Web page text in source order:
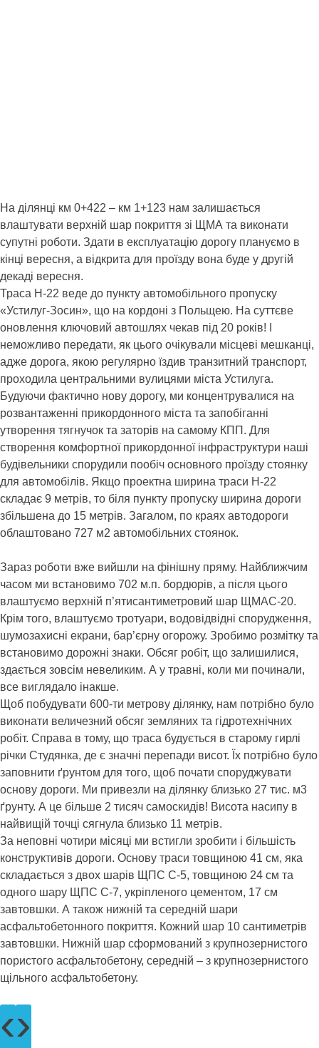
На ділянці км 0+422 – км 1+123 нам залишається
влаштувати верхній шар покриття зі ЩМА та виконати
супутні роботи. Здати в експлуатацію дорогу плануємо в
кінці вересня, а відкрита для проїзду вона буде у другій
декаді вересня.
Траса Н-22 веде до пункту автомобільного пропуску
«Устилуг-Зосин», що на кордоні з Польщею. На суттєве
оновлення ключовий автошлях чекав під 20 років! І
неможливо передати, як цього очікували місцеві мешканці,
адже дорога, якою регулярно їздив транзитний транспорт,
проходила центральними вулицями міста Устилуга.
Будуючи фактично нову дорогу, ми концентрувалися на
розвантаженні прикордонного міста та запобіганні
утворення тягнучок та заторів на самому КПП. Для
створення комфортної прикордонної інфраструктури наші
будівельники спорудили пообіч основного проїзду стоянку
для автомобілів. Якщо проектна ширина траси Н-22
складає 9 метрів, то біля пункту пропуску ширина дороги
збільшена до 15 метрів. Загалом, по краях автодороги
облаштовано 727 м2 автомобільних стоянок.
Зараз роботи вже вийшли на фінішну пряму. Найближчим
часом ми встановимо 702 м.п. бордюрів, а після цього
влаштуємо верхній п’ятисантиметровий шар ЩМАС-20.
Крім того, влаштуємо тротуари, водовідвідні спорудження,
шумозахисні екрани, бар’єрну огорожу. Зробимо розмітку та
встановимо дорожні знаки. Обсяг робіт, що залишилися,
здається зовсім невеликим. А у травні, коли ми починали,
все виглядало інакше.
Щоб побудувати 600-ти метрову ділянку, нам потрібно було
виконати величезний обсяг земляних та гідротехнічних
робіт. Справа в тому, що траса будується в старому гирлі
річки Студянка, де є значні перепади висот. Їх потрібно було
заповнити ґрунтом для того, щоб почати споруджувати
основу дороги. Ми привезли на ділянку близько 27 тис. м3
ґрунту. А це більше 2 тисяч самоскидів! Висота насипу в
найвищій точці сягнула близько 11 метрів.
За неповні чотири місяці ми встигли зробити і більшість
конструктивів дороги. Основу траси товщиною 41 см, яка
складається з двох шарів ЩПС С-5, товщиною 24 см та
одного шару ЩПС С-7, укріпленого цементом, 17 см
завтовшки. А також нижній та середній шари
асфальтобетонного покриття. Кожний шар 10 сантиметрів
завтовшки. Нижній шар сформований з крупнозернистого
пористого асфальтобетону, середній – з крупнозернистого
щільного асфальтобетону.
‹›